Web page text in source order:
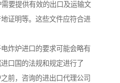
要提供有效的出口及运输文
证明等。这些文件应符合进
炸炉进口的要求可能会略有
口国的法规和规定进行了
前，咨询的进出口代理公司